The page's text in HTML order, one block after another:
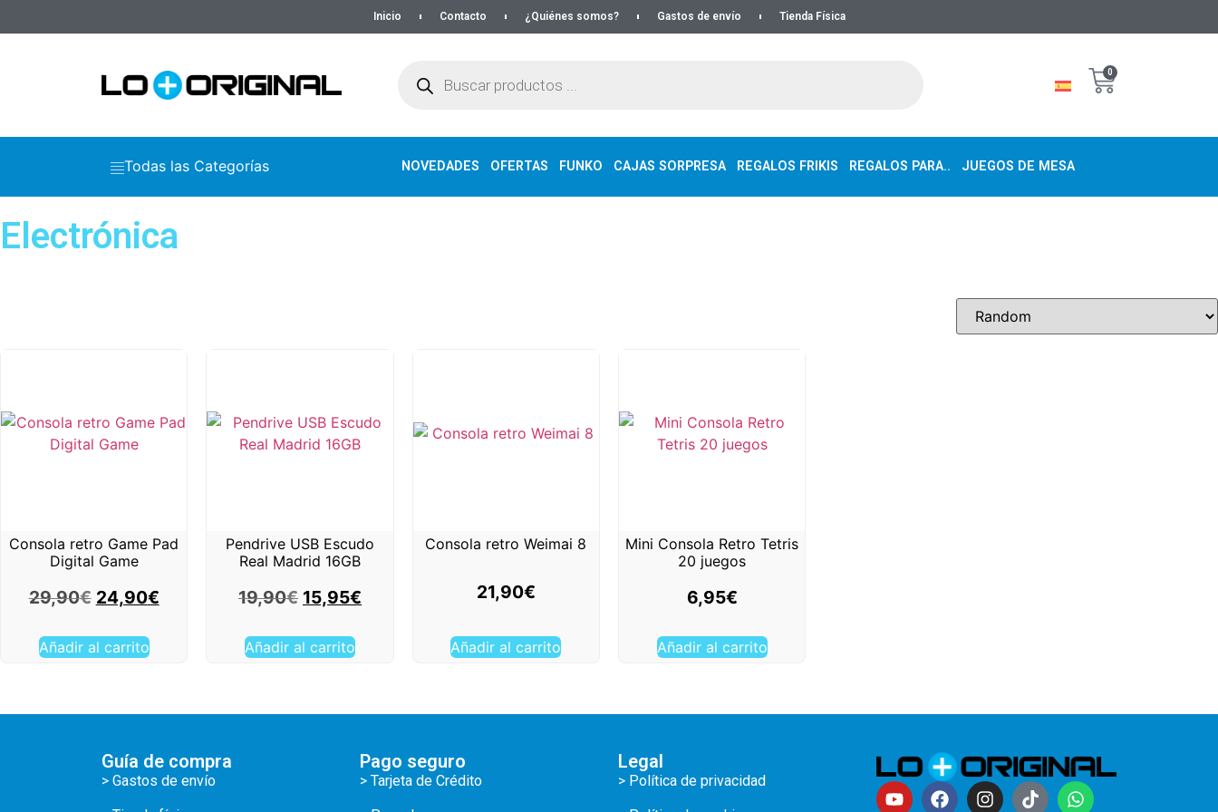
Inicio Contacto ¿Quiénes somos? Gastos de envío Tienda Física
0
Todas las Categorías NOVEDADES OFERTAS FUNKO CAJAS SORPRESA REGALOS FRIKIS REGALOS PARA.. JUEGOS DE MESA
Electrónica
Consola retro Game Pad
Digital Game
29,90€ 24,90€
Añadir al carrito
Pendrive USB Escudo
Real Madrid 16GB
19,90€ 15,95€
Añadir al carrito
Consola retro Weimai 8
21,90€
Añadir al carrito
Mini Consola Retro Tetris
20 juegos
6,95€
Añadir al carrito
Guía de compra
> Gastos de envío
Pago seguro
> Tarjeta de Crédito
Legal
> Política de privacidad